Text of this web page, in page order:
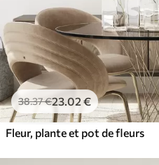
38.37€23.02 €
Fleur, plante et pot de fleurs